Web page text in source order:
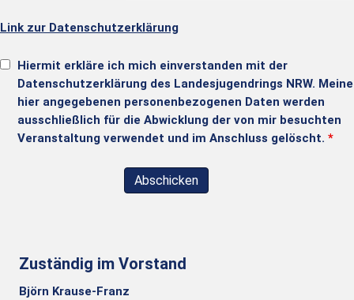
Link zur Datenschutzerklärung
Hiermit erkläre ich mich einverstanden mit der
Datenschutzerklärung des Landesjugendrings NRW. Meine
hier angegebenen personenbezogenen Daten werden
ausschließlich für die Abwicklung der von mir besuchten
Veranstaltung verwendet und im Anschluss gelöscht. *
Zuständig im Vorstand
Björn Krause-Franz